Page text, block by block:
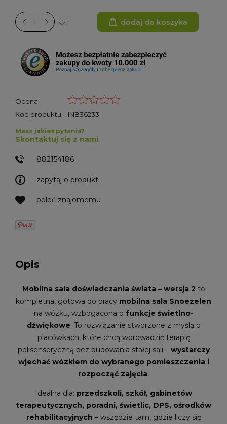
szt. dodaj do koszyka
Ocena:
Kod produktu:
INB36233
zapytaj o produkt
poleć znajomemu
Masz jakieś pytania?
Skontaktuj się z nami
882154186
Opis
Mobilna sala doświadczania świata – wersja 2 to
kompletna, gotowa do pracy mobilna sala Snoezelen
na wózku, wzbogacona o funkcje świetlno-
dźwiękowe. To rozwiązanie stworzone z myślą o
placówkach, które chcą wprowadzić terapię
polisensoryczną bez budowania stałej sali – wystarczy
wjechać wózkiem do wybranego pomieszczenia i
rozpocząć zajęcia.
Idealna dla: przedszkoli, szkół, gabinetów
terapeutycznych, poradni, świetlic, DPS, ośrodków
rehabilitacyjnych – wszędzie tam, gdzie liczy się